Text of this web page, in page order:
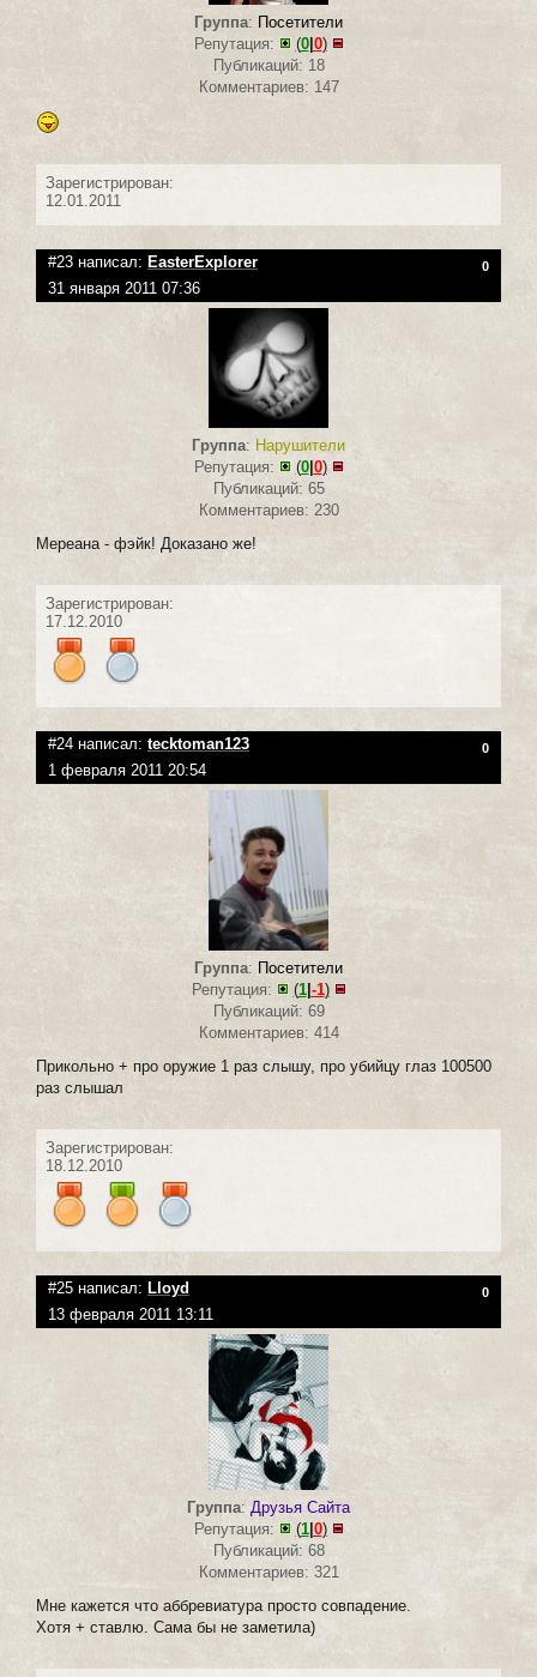
Группа: Посетители
Репутация:
(0| 0)
Публикаций: 18
Комментариев: 147
Зарегистрирован:
12.01.2011
#23 написал: EasterExplorer 0
31 января 2011 07:36
Группа: Нарушители
Репутация:
(0| 0)
Публикаций: 65
Комментариев: 230
Мереана - фэйк! Доказано же!
Зарегистрирован:
17.12.2010
#24 написал: tecktoman123 0
1 февраля 2011 20:54
Группа: Посетители
Репутация:
(1| -1)
Публикаций: 69
Комментариев: 414
Прикольно + про оружие 1 раз слышу, про убийцу глаз 100500
раз слышал
Зарегистрирован:
18.12.2010
#25 написал: Lloyd 0
13 февраля 2011 13:11
Группа: Друзья Сайта
Репутация:
(1| 0)
Публикаций: 68
Комментариев: 321
Мне кажется что аббревиатура просто совпадение.
Хотя + ставлю. Сама бы не заметила)